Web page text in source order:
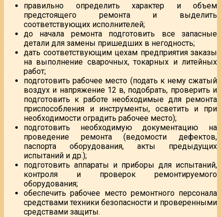
правильно определить характер и объем
предстоящего ремонта и выделить
соответствующих исполнителей;
до начала ремонта подготовить все запасные
детали для замены пришедших в негодность;
дать соответствующим цехам предприятия заказы
на выполнение сварочных, токарных и литейных
работ;
подготовить рабочее место (подать к нему сжатый
воздух и напряжение 12 в, подобрать, проверить и
подготовить к работе необходимые для ремонта
приспособления и инструменты, осветить и при
необходимости оградить рабочее место);
подготовить необходимую документацию на
проведение ремонта (ведомости дефектов,
паспорта оборудования, акты предыдущих
испытаний и др.);
подготовить аппараты и приборы для испытаний,
контроля и проверок ремонтируемого
оборудования;
обеспечить рабочее место ремонтного персонала
средствами техники безопасности и проверенными
средствами защиты.